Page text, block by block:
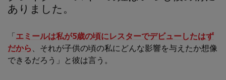
ありました。
「エミールは私が5歳の頃にレスターでデビューしたはず
だから、それが子供の頃の私にどんな影響を与えたか想像
できるだろう」と彼は言う。